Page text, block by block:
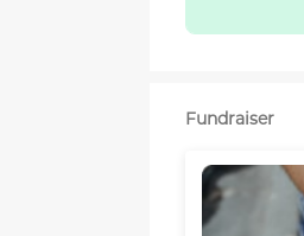
Fundraiser